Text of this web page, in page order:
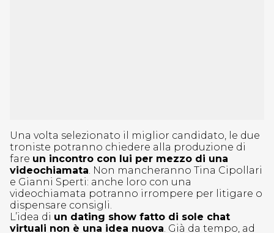
Una volta selezionato il miglior candidato, le due
troniste potranno chiedere alla produzione di
fare un incontro con lui per mezzo di una
videochiamata. Non mancheranno Tina Cipollari
e Gianni Sperti: anche loro con una
videochiamata potranno irrompere per litigare o
dispensare consigli.
L’idea di un dating show fatto di sole chat
virtuali non è una idea nuova. Già da tempo, ad